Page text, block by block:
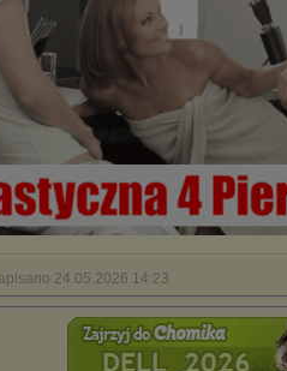
24.05.2026 14:23